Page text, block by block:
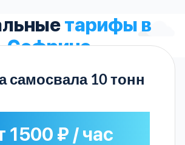
тарифы в
Софрино
самосвала 10 тонн
1500 ₽ / час